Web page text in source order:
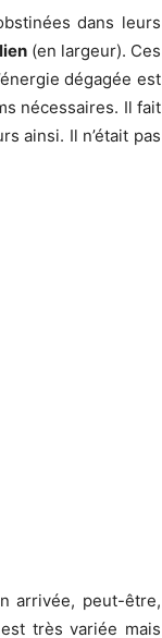
dans leurs
(en largeur). Ces
dégagée est
nécessaires. Il fait
ainsi. Il n’était pas
arrivée, peut-être,
très variée mais